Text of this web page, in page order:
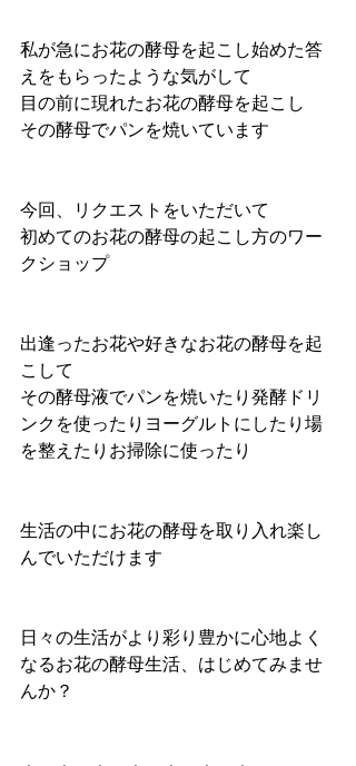
私が急にお花の酵母を起こし始めた答
えをもらったような気がして
目の前に現れたお花の酵母を起こし
その酵母でパンを焼いています
今回、リクエストをいただいて
初めてのお花の酵母の起こし方のワー
クショップ
出逢ったお花や好きなお花の酵母を起
こして
その酵母液でパンを焼いたり発酵ドリ
ンクを使ったりヨーグルトにしたり場
を整えたりお掃除に使ったり
生活の中にお花の酵母を取り入れ楽し
んでいただけます
日々の生活がより彩り豊かに心地よく
なるお花の酵母生活、はじめてみませ
んか？